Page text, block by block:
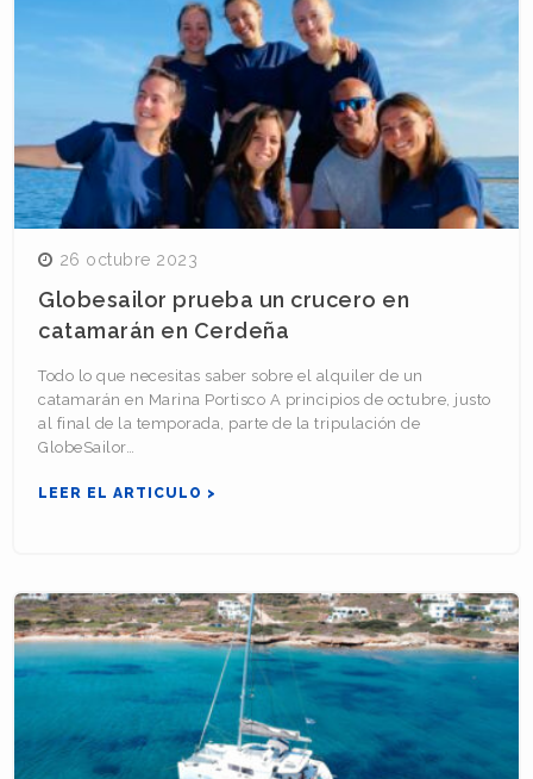
26 octubre 2023
Globesailor prueba un crucero en
catamarán en Cerdeña
Todo lo que necesitas saber sobre el alquiler de un
catamarán en Marina Portisco A principios de octubre, justo
al final de la temporada, parte de la tripulación de
GlobeSailor…
LEER EL ARTICULO >